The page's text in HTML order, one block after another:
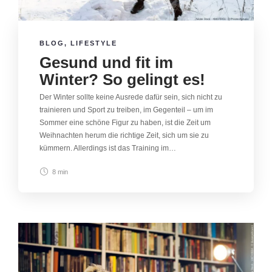
BLOG , LIFESTYLE
Gesund und fit im
Winter? So gelingt es!
Der Winter sollte keine Ausrede dafür sein, sich nicht zu
trainieren und Sport zu treiben, im Gegenteil – um im
Sommer eine schöne Figur zu haben, ist die Zeit um
Weihnachten herum die richtige Zeit, sich um sie zu
kümmern. Allerdings ist das Training im…
8 min